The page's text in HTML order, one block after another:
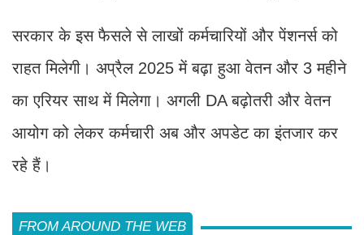
सरकार के इस फैसले से लाखों कर्मचारियों और पेंशनर्स को
राहत मिलेगी। अप्रैल 2025 में बढ़ा हुआ वेतन और 3 महीने
का एरियर साथ में मिलेगा। अगली DA बढ़ोतरी और वेतन
आयोग को लेकर कर्मचारी अब और अपडेट का इंतजार कर
रहे हैं।
FROM AROUND THE WEB